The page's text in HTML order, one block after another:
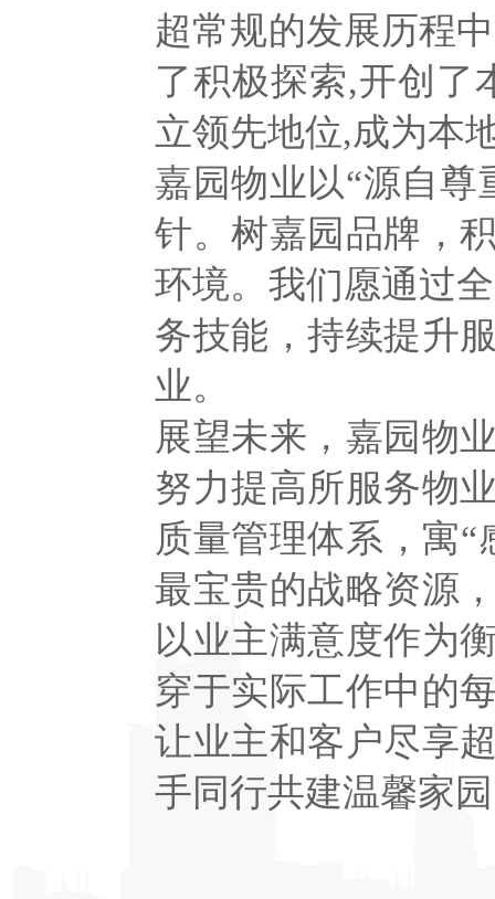
超常规的发展历程
了积极探索,开创了
立领先地位,成为本
嘉园物业以“源自
针。树嘉园品牌，
环境。我们愿通过
务技能，持续提升
业。
展望未来，嘉园物
努力提高所服务物
质量管理体系，寓
最宝贵的战略资源
以业主满意度作为
穿于实际工作中的
让业主和客户尽享
手同行共建温馨家